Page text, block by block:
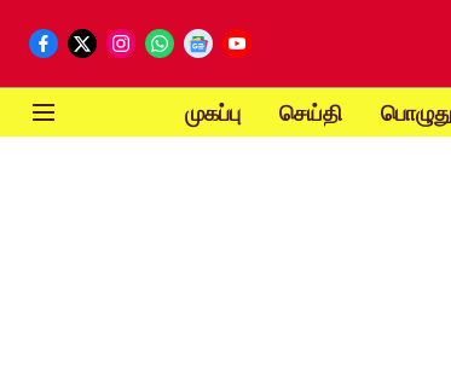
முகப்பு செய்தி